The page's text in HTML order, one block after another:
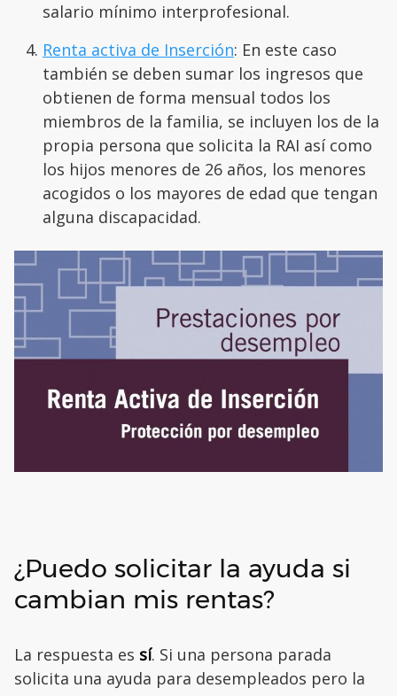
salario mínimo interprofesional.
Renta activa de Inserción: En este caso
también se deben sumar los ingresos que
obtienen de forma mensual todos los
miembros de la familia, se incluyen los de la
propia persona que solicita la RAI así como
los hijos menores de 26 años, los menores
acogidos o los mayores de edad que tengan
alguna discapacidad.
¿Puedo solicitar la ayuda si
cambian mis rentas?
La respuesta es sí. Si una persona parada
solicita una ayuda para desempleados pero la